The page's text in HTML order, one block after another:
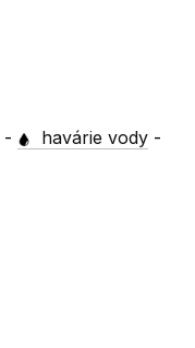
- havárie vody -